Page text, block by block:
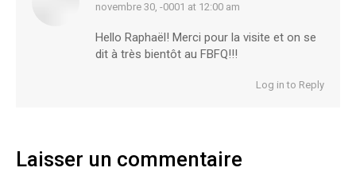
says:
novembre 30, -0001 at 12:00 am
Hello Raphaël! Merci pour la visite et on se
dit à très bientôt au FBFQ!!!
Log in to Reply
Laisser un commentaire